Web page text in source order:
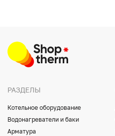
РАЗДЕЛЫ
Котельное оборудование
Водонагреватели и баки
Арматура